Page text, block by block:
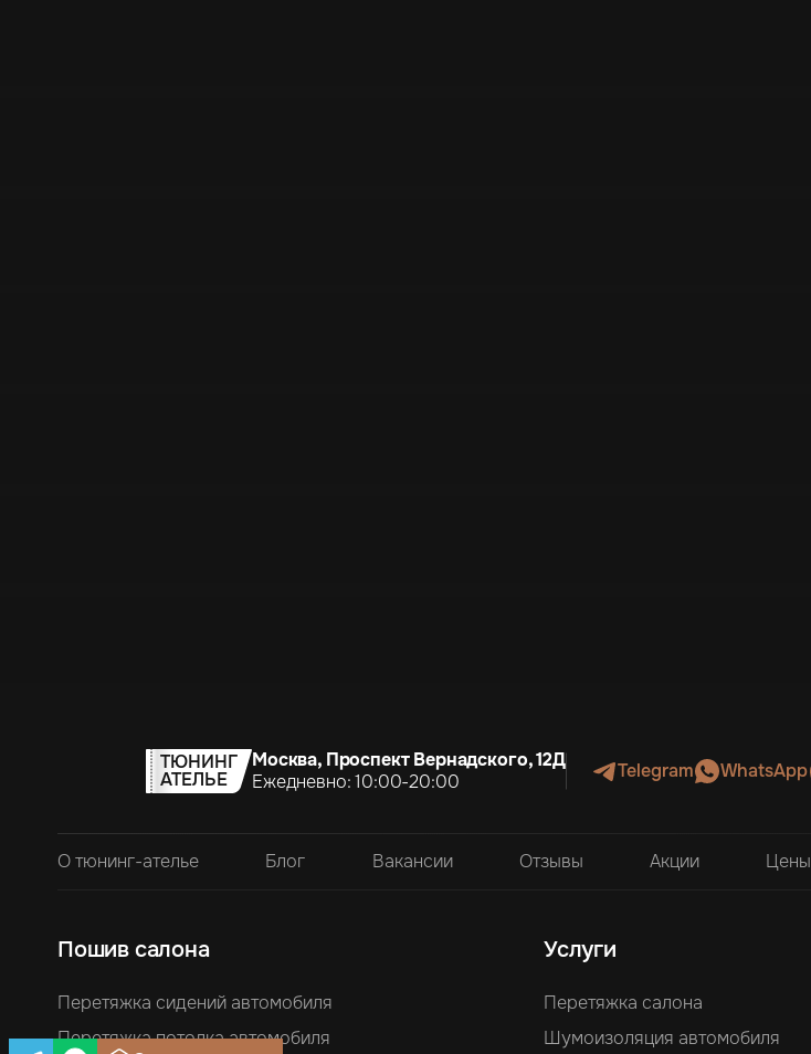
ТЮНИНГ
АТЕЛЬЕ
Москва, Проспект Вернадского, 12Д
Ежедневно: 10:00-20:00
Telegram WhatsApp
О тюнинг-ателье Блог Вакансии Отзывы Акции Цены
Пошив салона
Перетяжка сидений автомобиля
Перетяжка потолка автомобиля
Услуги
Перетяжка салона
Шумоизоляция автомобиля